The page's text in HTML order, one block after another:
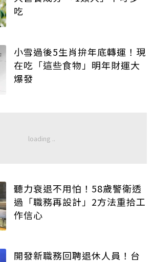
吃
小雪過後5生肖拚年底轉運！現
在吃「這些食物」明年財運大
爆發
聽力衰退不用怕！58歲警衛透
過「職務再設計」2方法重拾工
作信心
開發新職務回聘退休人員！台